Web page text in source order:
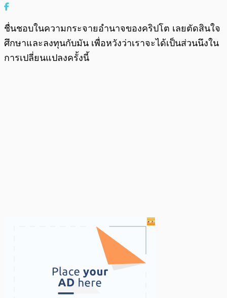
ชื่นชอบในความกระจายอำนาจของคริปโต เลยตัดสินใจ
ศึกษาและลงทุนกับมัน เพื่อหวังว่าเราจะได้เป็นส่วนนึงใน
การเปลี่ยนแปลงครั้งนี้